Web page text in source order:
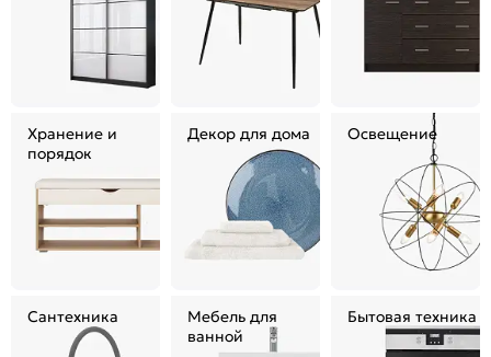
Хранение и
порядок
Декор для дома Освещение
Сантехника
Мебель для
ванной
Бытовая техника